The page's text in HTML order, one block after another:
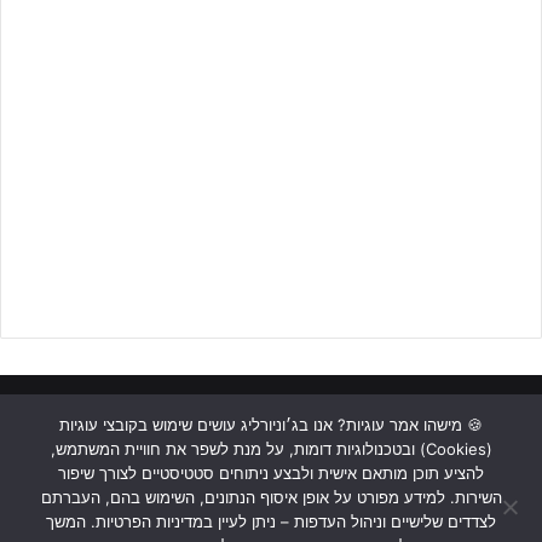
ראשי כתבות תכנים מקצועיים תנאי שימוש
מדיניות אבטחה
כתבו לנו
Facebook
YouTube
Instagram
🍪 מישהו אמר עוגיות? אנו בג׳וניורליג עושים שימוש בקובצי עוגיות
(Cookies) ובטכנולוגיות דומות, על מנת לשפר את חוויית המשתמש,
להציע תוכן מותאם אישית ולבצע ניתוחים סטטיסטיים לצורך שיפור
השירות. למידע מפורט על אופן איסוף הנתונים, השימוש בהם, העברתם
לצדדים שלישיים וניהול העדפות – ניתן לעיין במדיניות הפרטיות. המשך